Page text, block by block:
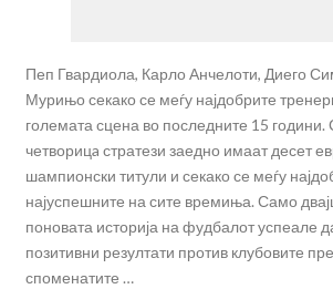
Пеп Гвардиола, Карло Анчелоти, Диего
Мурињо секако се меѓу најдобрите
големата сцена во последните 15
четворицa стратези заедно имаат десет
шампионски титули и секако се меѓу
најуспешните на сите времиња. Само
поновата историја на фудбалот успеале
позитивни резултати против клубовите
споменатите …